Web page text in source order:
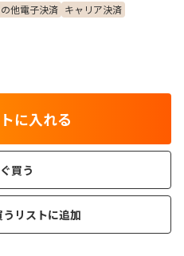
他電子決済 キャリア決済
に入れる
買う
リストに追加